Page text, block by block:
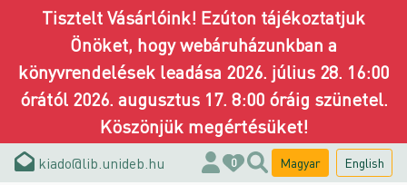
Tisztelt Vásárlóink! Ezúton tájékoztatjuk
Önöket, hogy webáruházunkban a
könyvrendelések leadása 2026. július 28. 16:00
órától 2026. augusztus 17. 8:00 óráig szünetel.
Köszönjük megértésüket!
kiado@lib.unideb.hu 0 Magyar English